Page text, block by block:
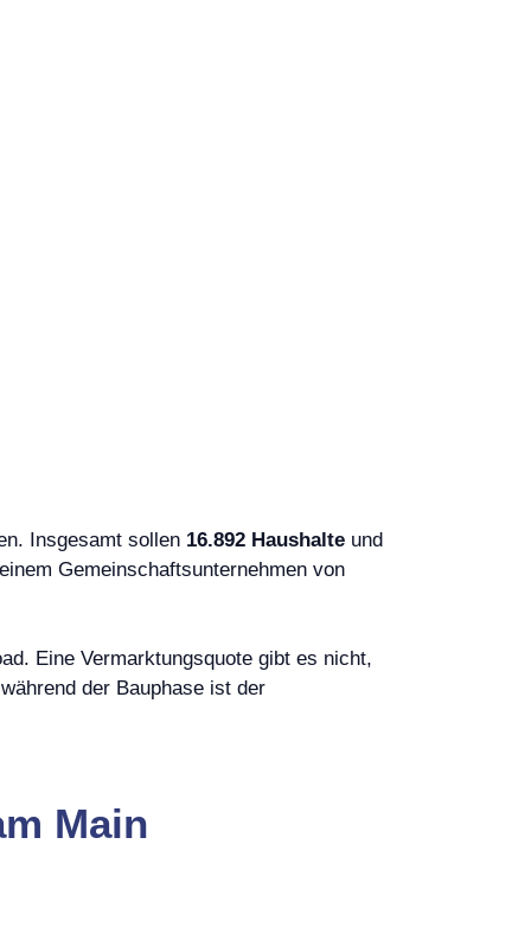
Insgesamt sollen 16.892 Haushalte und
Gemeinschaftsunternehmen von
Eine Vermarktungsquote gibt es nicht,
der Bauphase ist der
Main